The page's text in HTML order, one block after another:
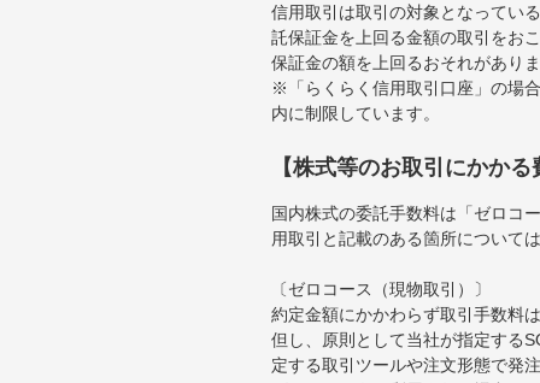
信用取引は取引の対象となってい
託保証金を上回る金額の取引をお
保証金の額を上回るおそれがあり
※「らくらく信用取引口座」の場
内に制限しています。
【株式等のお取引にかかる
国内株式の委託手数料は「ゼロコ
用取引と記載のある箇所について
〔ゼロコース（現物取引）〕
約定金額にかかわらず取引手数料
但し、原則として当社が指定する
定する取引ツールや注文形態で発